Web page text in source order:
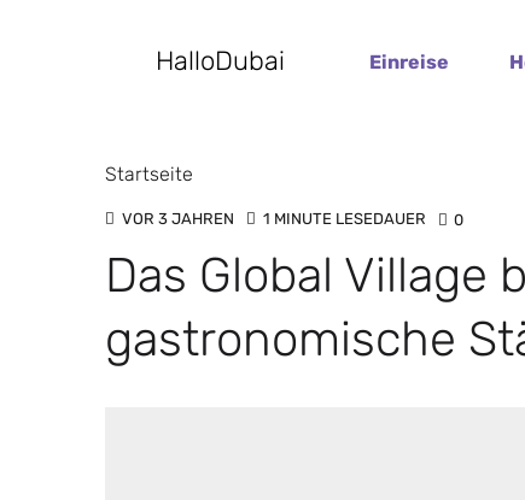
HalloDubai Einreise
Startseite
VOR 3 JAHREN 1 MINUTE LESEDAUER 0
Das Global Village
gastronomische